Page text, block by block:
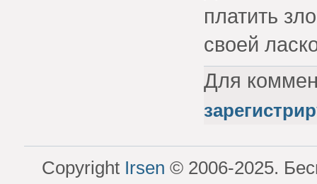
платить
своей
Для
Copyright Irsen © 2006-2025.